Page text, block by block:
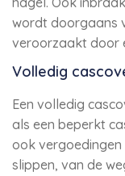
wordt doorgaans
veroorzaakt door
Volledig
Een volledig
als een beperkt
ook
slippen, van de